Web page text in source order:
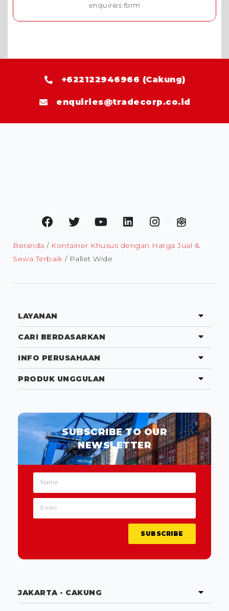
enquiries form
+622122946966 (Cakung)
enquiries@tradecorp.co.id
Beranda / Kontainer Khusus dengan Harga Jual &
Sewa Terbaik / Pallet Wide
LAYANAN
CARI BERDASARKAN
INFO PERUSAHAAN
PRODUK UNGGULAN
SUBSCRIBE TO OUR
NEWSLETTER
SUBSCRIBE
JAKARTA - CAKUNG